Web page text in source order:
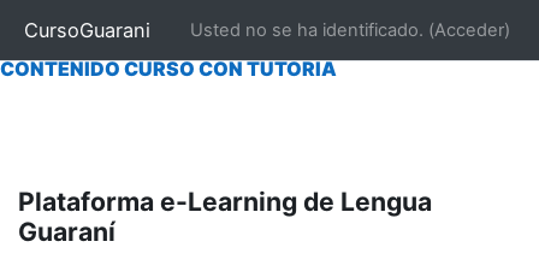
CONTENIDO CURSO "AUTO EVALUABLE"|
CONTENIDO CURSO CON TUTORÍA
CursoGuarani Usted no se ha identificado. (Acceder)
Plataforma e-Learning de Lengua
Guaraní